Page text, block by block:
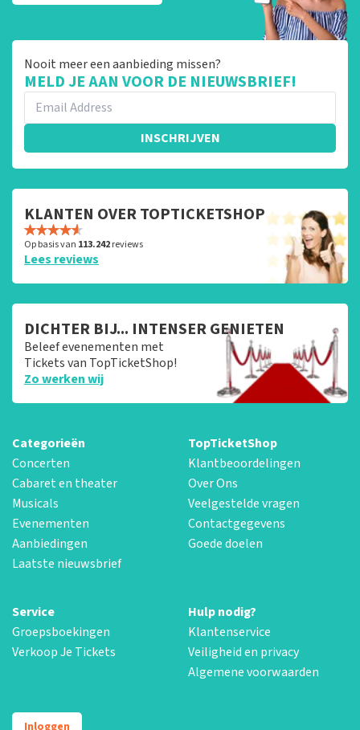
Nooit meer een aanbieding missen?
MELD JE AAN VOOR DE NIEUWSBRIEF!
INSCHRIJVEN
KLANTEN OVER TOPTICKETSHOP
Op basis van 113.242reviews
Lees reviews
DICHTER BIJ... INTENSER GENIETEN
Beleef evenementen met
Tickets van TopTicketShop!
Zo werken wij
Categorieën
Concerten
Cabaret en theater
Musicals
Evenementen
Aanbiedingen
Laatste nieuwsbrief
TopTicketShop
Klantbeoordelingen
Over Ons
Veelgestelde vragen
Contactgegevens
Goede doelen
Service
Groepsboekingen
Verkoop Je Tickets
Hulp nodig?
Klantenservice
Veiligheid en privacy
Algemene voorwaarden
Inloggen